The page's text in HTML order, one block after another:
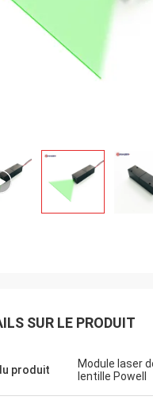
comme annoncé.J' ai
y a des choses
être modifiées ou
mais je vais les supposer
SUR LE PRODUIT
produit
Module laser
lentille Powell